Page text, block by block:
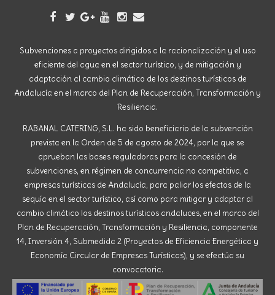
Subvenciones a proyectos dirigidos a la racionalización y el uso
eficiente del agua en el sector turístico, y de mitigación y
adaptación al cambio climático de los destinos turísticos de
Andalucía en el marco del Plan de Recuperación, Transformación y
Resiliencia.
RABANAL CATERING, S.L. ha sido beneficiario de la subvención
prevista en la Orden de 5 de agosto de 2024, por la que se
aprueban las bases reguladoras para la concesión de
subvenciones, en régimen de concurrencia no competitiva, a
empresas turísticas de Andalucía, para paliar los efectos de la
sequía en el sector turístico, así como para mitigar y adaptar al
cambio climático los destinos turísticos andaluces, en el marco del
Plan de Recuperación, Transformación y Resiliencia, componente
14, Inversión 4, Submedida 2 (Proyectos de Eficiencia Energética y
Economía Circular de Empresas Turísticas), y se efectúa su
convocatoria.